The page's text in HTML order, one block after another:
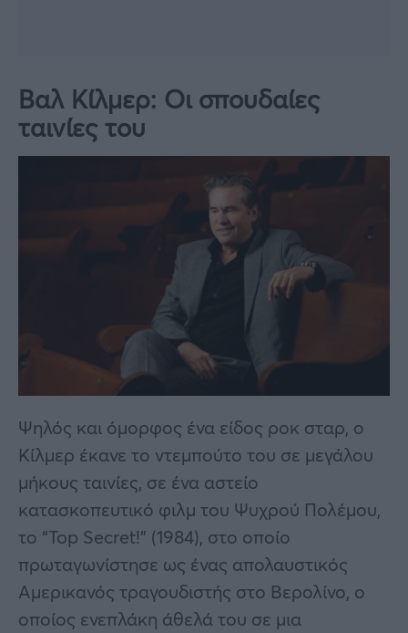
Βαλ Κίλμερ: Οι σπουδαίες
ταινίες του
Ψηλός και όμορφος ένα είδος ροκ σταρ, ο
Κίλμερ έκανε το ντεμπούτο του σε μεγάλου
μήκους ταινίες, σε ένα αστείο
κατασκοπευτικό φιλμ του Ψυχρού Πολέμου,
το “Top Secret!” (1984), στο οποίο
πρωταγωνίστησε ως ένας απολαυστικός
Αμερικανός τραγουδιστής στο Βερολίνο, ο
οποίος ενεπλάκη άθελά του σε μια